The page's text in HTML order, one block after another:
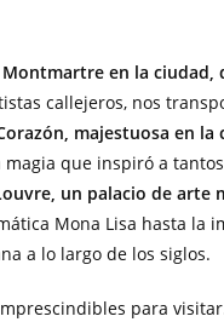
en la ciudad,
callejeros, nos
majestuosa en
magia que inspiró a
un palacio de arte
Mona Lisa hasta la
a lo largo de los siglos.
para